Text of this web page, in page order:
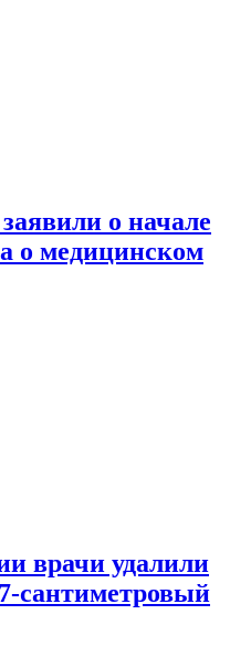
о начале
о медицинском
врачи удалили
сантиметровый